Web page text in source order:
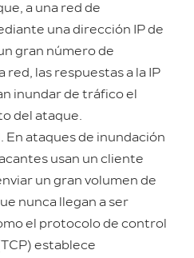
a una red de
una dirección IP de
gran número de
red, las respuestas a la IP
inundar de tráfico el
del ataque.
. En ataques de inundación
usan un cliente
un gran volumen de
nunca llegan a ser
el protocolo de control
establece